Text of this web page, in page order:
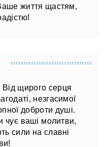
життя щастям,
щирого серця
незгасимої
доброти душі.
чує ваші молитви,
сили на славні